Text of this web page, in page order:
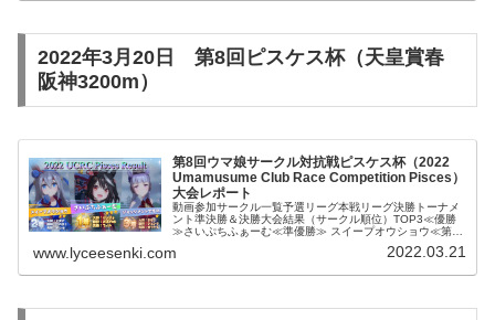
2022年3月20日 第8回ピスケス杯（天皇賞春
阪神3200m）
第8回ウマ娘サークル対抗戦ピスケス杯（2022
Umamusume Club Race Competition Pisces）
大会レポート
動画参加サークル一覧予選リーグ本戦リーグ決勝トーナメ
ント準決勝＆決勝大会結果（サークル順位）TOP3≪優勝
≫さいぷちふぁーむ≪準優勝≫ スイープオウショウ≪第三
ークナイツβジブリーズ...
www.lyceesenki.com 2022.03.21